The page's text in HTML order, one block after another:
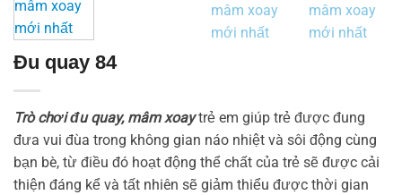
Đu quay 84
Trò chơi đu quay, mâm xoaytrẻ em giúp trẻ được đung
đưa vui đùa trong không gian náo nhiệt và sôi động cùng
bạn bè, từ điều đó hoạt động thể chất của trẻ sẽ được cải
thiện đáng kể và tất nhiên sẽ giảm thiểu được thời gian